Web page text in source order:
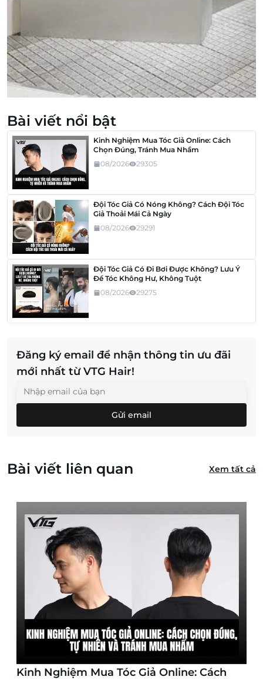
Bài viết nổi bật
Kinh Nghiệm Mua Tóc Giả Online: Cách
Chọn Đúng, Tránh Mua Nhầm
08/2026
29305
Đội Tóc Giả Có Nóng Không? Cách Đội Tóc
Giả Thoải Mái Cả Ngày
08/2026
29291
Đội Tóc Giả Có Đi Bơi Được Không? Lưu Ý
Để Tóc Không Hư, Không Tuột
08/2026
29275
Đăng ký email để nhận thông tin ưu đãi
mới nhất từ VTG Hair!
Gửi email
Bài viết liên quan Xem tất cả
Kinh Nghiệm Mua Tóc Giả Online: Cách